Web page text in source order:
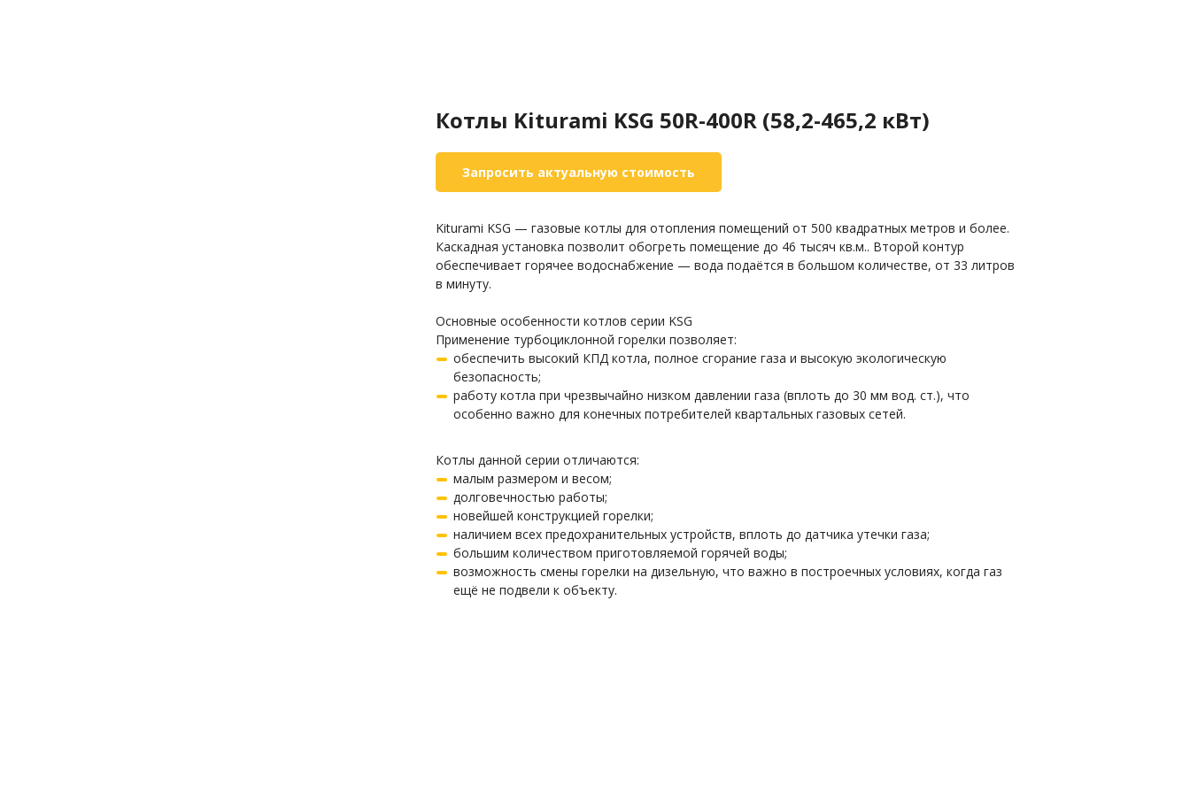
Котлы Kiturami KSG 50R-400R (58,2-465,2 кВт)
Запросить актуальную стоимость
Kiturami KSG — газовые котлы для отопления помещений от 500 квадратных метров и более.
Каскадная установка позволит обогреть помещение до 46 тысяч кв.м.. Второй контур
обеспечивает горячее водоснабжение — вода подаётся в большом количестве, от 33 литров
в минуту.
Основные особенности котлов серии KSG
Применение турбоциклонной горелки позволяет:
обеспечить высокий КПД котла, полное сгорание газа и высокую экологическую
безопасность;
работу котла при чрезвычайно низком давлении газа (вплоть до 30 мм вод. ст.), что
особенно важно для конечных потребителей квартальных газовых сетей.
Котлы данной серии отличаются:
малым размером и весом;
долговечностью работы;
новейшей конструкцией горелки;
наличием всех предохранительных устройств, вплоть до датчика утечки газа;
большим количеством приготовляемой горячей воды;
возможность смены горелки на дизельную, что важно в построечных условиях, когда газ
ещё не подвели к объекту.